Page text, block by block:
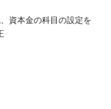
資本金の科目の設定を